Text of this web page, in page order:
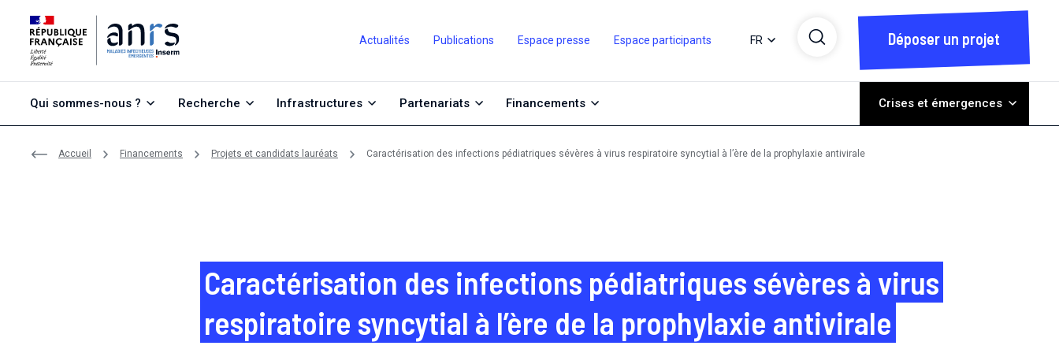
Actualités Publications Espace presse Espace participants FR Déposer un projet
Qui sommes-nous ? Recherche Infrastructures Partenariats Financements Crises et émergences
Accueil Financements Projets et candidats lauréats Caractérisation des infections pédiatriques sévères à virus respiratoire syncytial à l’ère de la prophylaxie antivirale
Caractérisation des infections pédiatriques sévères à virus
respiratoire syncytial à l’ère de la prophylaxie antivirale